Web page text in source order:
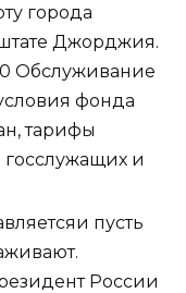
города
Джорджия.
Обслуживание
фонда
тарифы
госслужащих и
пусть
России